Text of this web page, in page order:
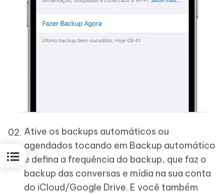
Ative os backups automáticos ou
agendados tocando em Backup automático
e defina a frequência do backup, que faz o
backup das conversas e mídia na sua conta
do iCloud/Google Drive. E você também